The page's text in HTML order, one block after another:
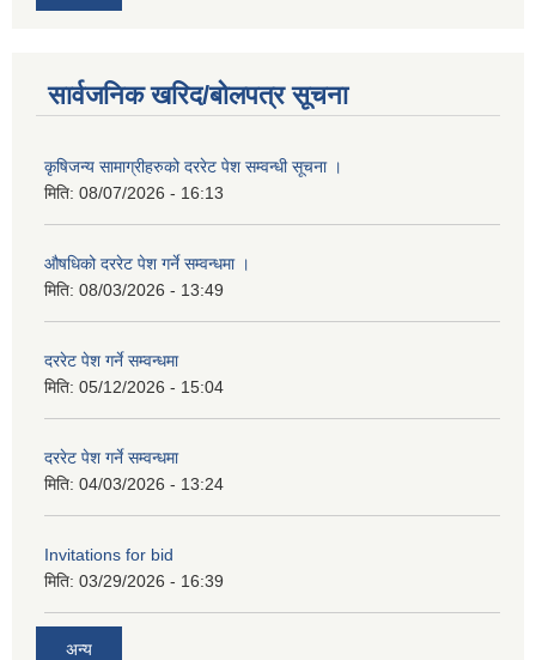
सार्वजनिक खरिद/बोलपत्र सूचना
कृषिजन्य सामाग्रीहरुको दररेट पेश सम्वन्धी सूचना ।
मिति: 08/07/2026 - 16:13
औषधिको दररेट पेश गर्ने सम्वन्धमा ।
मिति: 08/03/2026 - 13:49
दररेट पेश गर्ने सम्वन्धमा
मिति: 05/12/2026 - 15:04
दररेट पेश गर्ने सम्वन्धमा
मिति: 04/03/2026 - 13:24
Invitations for bid
मिति: 03/29/2026 - 16:39
अन्य